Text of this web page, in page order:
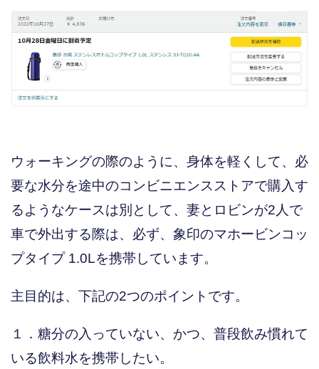
ウォーキングの際のように、身体を軽くして、必
要な水分を途中のコンビニエンスストアで購入す
るようなケースは別として、妻とロビンが2人で
車で外出する際は、必ず、象印のマホービンコッ
プタイプ 1.0Lを携帯しています。
主目的は、下記の2つのポイントです。
１．糖分の入っていない、かつ、普段飲み慣れて
いる飲料水を携帯したい。